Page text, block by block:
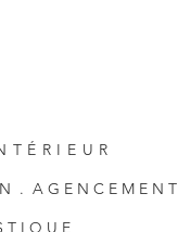
. A G E N C E M E N T
T I Q U E